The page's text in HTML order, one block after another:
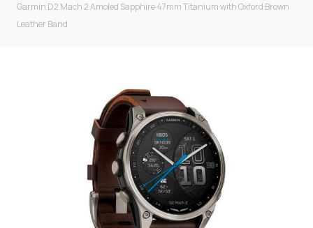
Garmin D2 Mach 2 Amoled Sapphire 47mm Titanium with Oxford Brown
Leather Band